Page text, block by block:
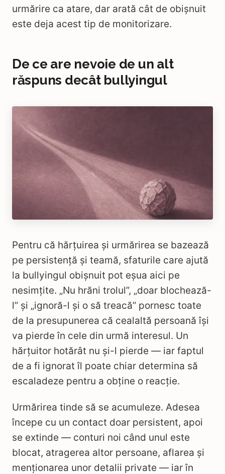
urmărire ca atare, dar arată cât de obișnuit
este deja acest tip de monitorizare.
De ce are nevoie de un alt
răspuns decât bullyingul
Pentru că hărțuirea și urmărirea se bazează
pe persistență și teamă, sfaturile care ajută
la bullyingul obișnuit pot eșua aici pe
nesimțite. „Nu hrăni trolul”, „doar blochează-
l” și „ignoră-l și o să treacă” pornesc toate
de la presupunerea că cealaltă persoană își
va pierde în cele din urmă interesul. Un
hărțuitor hotărât nu și-l pierde — iar faptul
de a fi ignorat îl poate chiar determina să
escaladeze pentru a obține o reacție.
Urmărirea tinde să se acumuleze. Adesea
începe cu un contact doar persistent, apoi
se extinde — conturi noi când unul este
blocat, atragerea altor persoane, aflarea și
menționarea unor detalii private — iar în